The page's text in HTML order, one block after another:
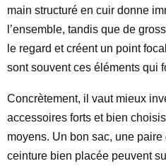
main structuré en cuir donne
l’ensemble, tandis que de
le regard et créent un point
sont souvent ces éléments qui
Concrètement, il vaut mieux
accessoires forts et bien
moyens. Un bon sac, une
ceinture bien placée peuvent